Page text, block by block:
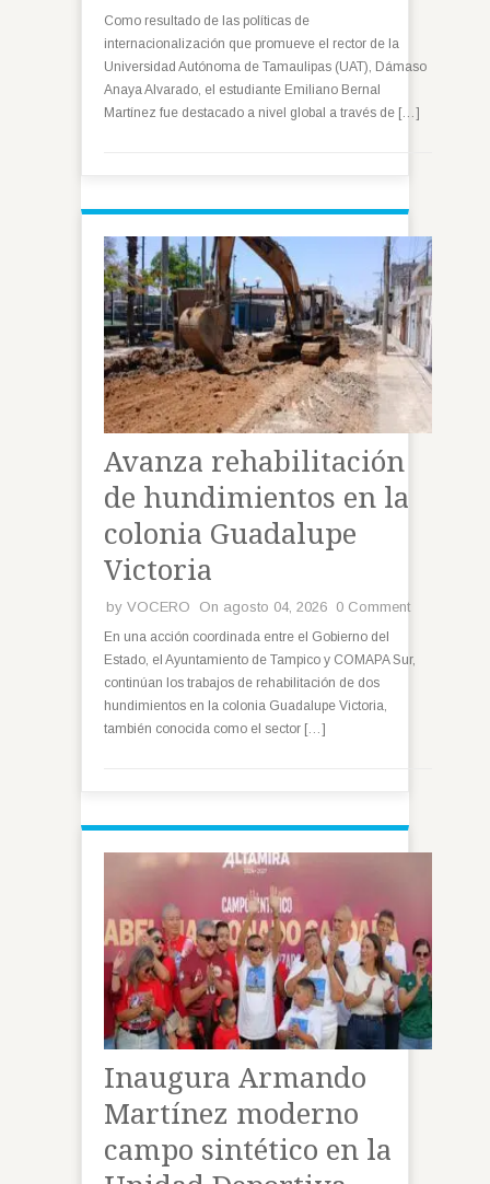
Como resultado de las políticas de
internacionalización que promueve el rector de la
Universidad Autónoma de Tamaulipas (UAT), Dámaso
Anaya Alvarado, el estudiante Emiliano Bernal
Martínez fue destacado a nivel global a través de […]
Avanza rehabilitación
de hundimientos en la
colonia Guadalupe
Victoria
by VOCERO On agosto 04, 2026 0 Comment
En una acción coordinada entre el Gobierno del
Estado, el Ayuntamiento de Tampico y COMAPA Sur,
continúan los trabajos de rehabilitación de dos
hundimientos en la colonia Guadalupe Victoria,
también conocida como el sector […]
Inaugura Armando
Martínez moderno
campo sintético en la